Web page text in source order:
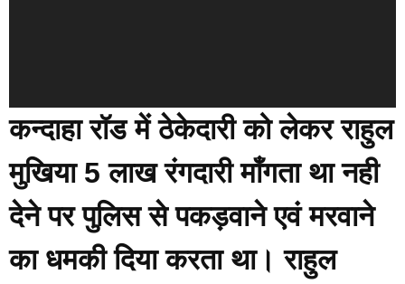
e
r
कन्दाहा रॉड में ठेकेदारी को लेकर राहुल
मुखिया 5 लाख रंगदारी माँगता था नही
देने पर पुलिस से पकड़वाने एवं मरवाने
का धमकी दिया करता था। राहुल